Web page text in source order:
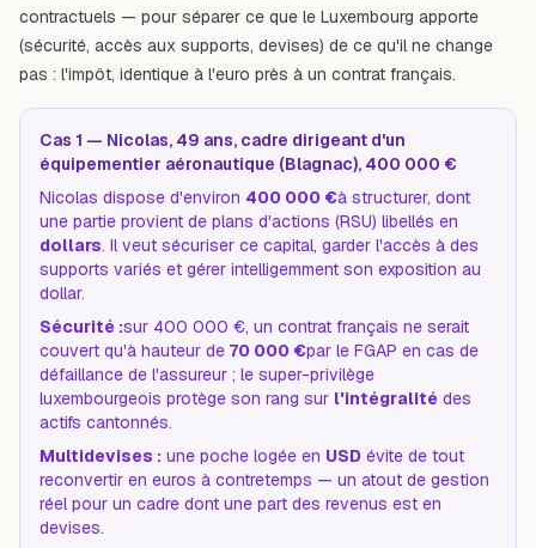
contractuels — pour séparer ce que le Luxembourg apporte
(sécurité, accès aux supports, devises) de ce qu'il ne change
pas : l'impôt, identique à l'euro près à un contrat français.
Cas 1 — Nicolas, 49 ans, cadre dirigeant d'un
équipementier aéronautique (Blagnac), 400 000 €
Nicolas dispose d'environ 400 000 €à structurer, dont
une partie provient de plans d'actions (RSU) libellés en
dollars. Il veut sécuriser ce capital, garder l'accès à des
supports variés et gérer intelligemment son exposition au
dollar.
Sécurité :sur 400 000 €, un contrat français ne serait
couvert qu'à hauteur de 70 000 €par le FGAP en cas de
défaillance de l'assureur ; le super-privilège
luxembourgeois protège son rang sur l'intégralité des
actifs cantonnés.
Multidevises : une poche logée en USD évite de tout
reconvertir en euros à contretemps — un atout de gestion
réel pour un cadre dont une part des revenus est en
devises.